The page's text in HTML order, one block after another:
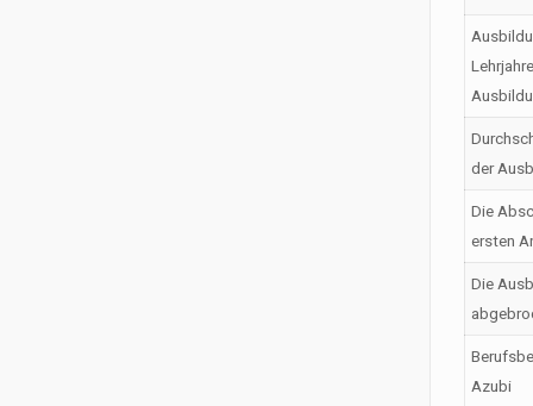
der
Die
ersten
Die
Azubi